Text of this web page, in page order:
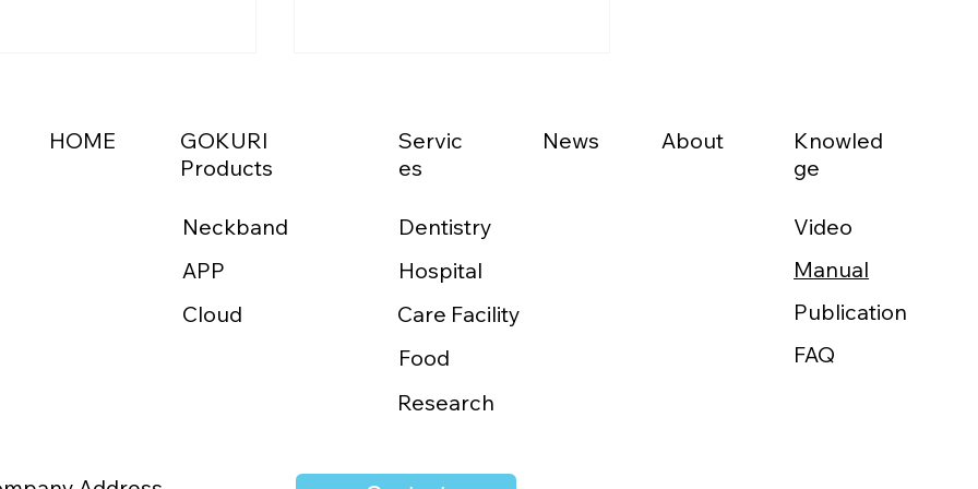
Habitz Medtech Co.,
GOKURI」の台湾販売
「つながり」で地域医療をか
HOME
GOKURI
Products
APP
Neckband
Cloud
Servic
es
Dentistry
Hospital
Care Facility
Food
Research
News About
Knowled
ge
Video
Manual
Publication
FAQ